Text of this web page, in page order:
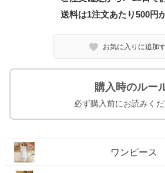
送料は1注文あたり500円
お気に入りに追加
購入時のルー
必ず購入前にお読みくだ
ワンピース